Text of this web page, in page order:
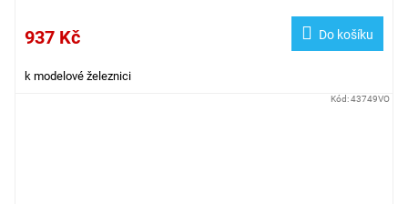
937 Kč Do košíku
k modelové železnici
Kód:43749VO